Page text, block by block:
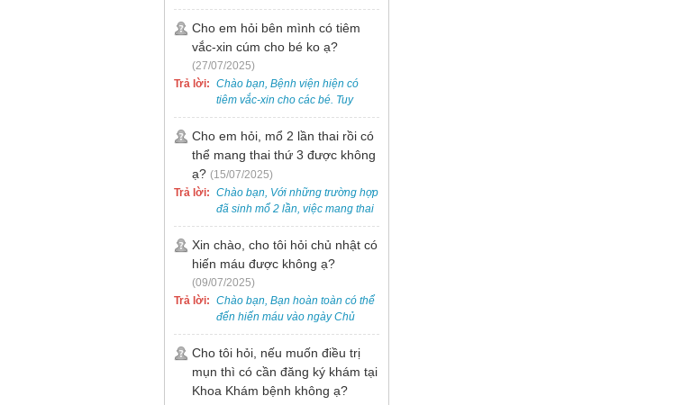
bẹt cho trẻ em, bao gồm cả trẻ 5
tuổi. Bạn có thể đưa bé đến
Khoa Khám bệnh của bệnh viện
để được bác sĩ chuyên khoa
thăm khám. Ngoài ra, để thuận
tiện hơn, bạn có thể đặt lịch
khám trước qua số điện thoại:
0988 270 115. Nếu cần hỗ trợ
thêm, vui lòng liên hệ qua Zalo
hoặc Fanpage Bệnh viện Việt
Nam - Thụy Điển Uông Bí.
Cho em hỏi bên mình có tiêm
vắc-xin cúm cho bé ko ạ?
(27/07/2025)
Trả lời: Chào bạn, Bệnh viện hiện có
tiêm vắc-xin cho các bé. Tuy
nhiên, các loại vắc-xin thường về
theo từng đợt, không phải lúc
nào cũng có sẵn.
Cho em hỏi, mổ 2 lần thai rồi có
thể mang thai thứ 3 được không
ạ? (15/07/2025)
Trả lời: Chào bạn, Với những trường hợp
đã sinh mổ 2 lần, việc mang thai
lần 3 vẫn có thể thực hiện được.
Tại Bệnh viện, chúng tôi đã tiếp
nhận và hỗ trợ nhiều thai phụ có
nhu cầu tương tự.
Xin chào, cho tôi hỏi chủ nhật có
hiến máu được không ạ?
(09/07/2025)
Trả lời: Chào bạn, Bạn hoàn toàn có thể
đến hiến máu vào ngày Chủ
Nhật.
Cho tôi hỏi, nếu muốn điều trị
mụn thì có cần đăng ký khám tại
Khoa Khám bệnh không ạ?